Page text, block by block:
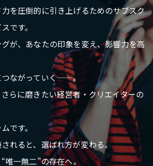
を圧倒的に引き上げるためのサブスク
です。
が、あなたの印象を変え、影響力を高
ながっていく——。
らに磨きたい経営者・クリエイターの
です。
されると、選ばれ方が変わる。
唯一無二”の存在へ。